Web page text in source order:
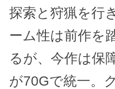
探索と狩猟を行
ーム性は前作を
るが、今作は保
が70Gで統一。